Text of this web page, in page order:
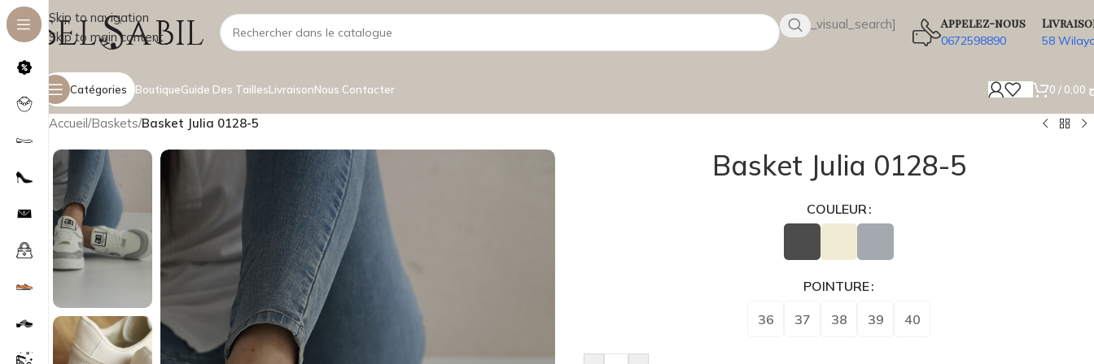
Skip to navigation
Skip to main content
[wsbi_visual_search] Appelez-nous
0672598890 58
Catégories BoutiqueGuide Des TaillesLivraisonNous Contacter 0 /
Accueil/Baskets/Basket Julia 0128-5
Basket Julia 0128-5
COULEUR
POINTURE
36 37 38 39 40